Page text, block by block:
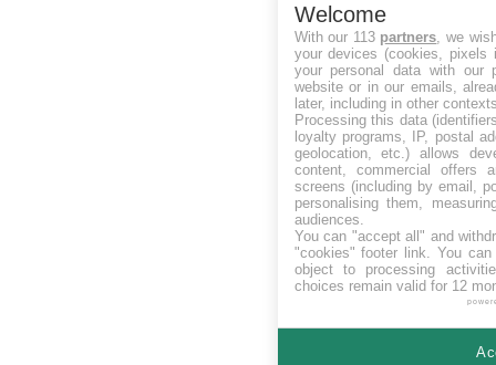
Welcome
With our 113 partners , we
your devices (cookies, pixels
your personal data with our
website or in our emails,
later, including in other
Processing this data
loyalty programs, IP, postal
geolocation, etc.) allows
content, commercial offers
screens (including by email,
personalising them,
audiences.
You can "accept all" and
"cookies" footer link . You
object to processing
choices remain valid for 12